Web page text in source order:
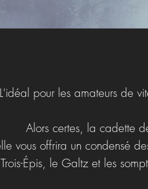
L'idéal pour les amateurs de
Alors certes, la cadette
vous offrira un condensé
Épis, le Galtz et les